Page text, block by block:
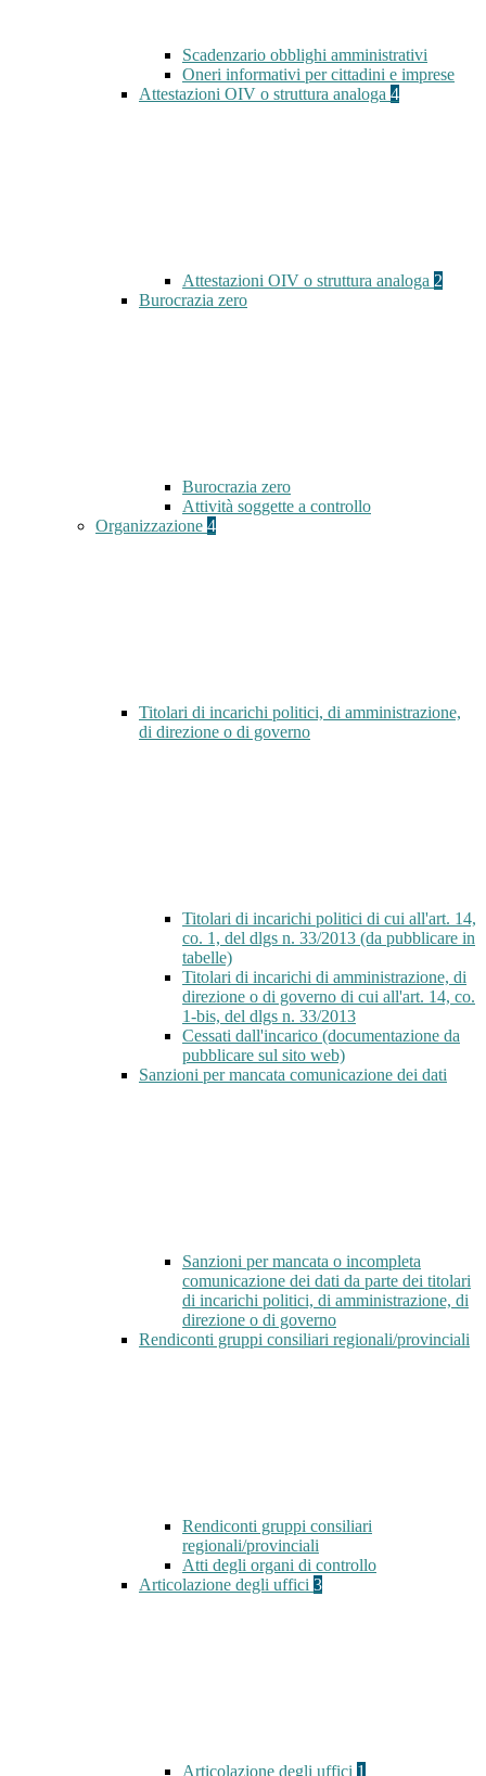
Scadenzario obblighi amministrativi
Oneri informativi per cittadini e imprese
Attestazioni OIV o struttura analoga 4
Attestazioni OIV o struttura analoga 2
Burocrazia zero
Burocrazia zero
Attività soggette a controllo
Organizzazione 4
Titolari di incarichi politici, di amministrazione,
di direzione o di governo
Titolari di incarichi politici di cui all'art. 14,
co. 1, del dlgs n. 33/2013 (da pubblicare in
tabelle)
Titolari di incarichi di amministrazione, di
direzione o di governo di cui all'art. 14, co.
1-bis, del dlgs n. 33/2013
Cessati dall'incarico (documentazione da
pubblicare sul sito web)
Sanzioni per mancata comunicazione dei dati
Sanzioni per mancata o incompleta
comunicazione dei dati da parte dei titolari
di incarichi politici, di amministrazione, di
direzione o di governo
Rendiconti gruppi consiliari regionali/provinciali
Rendiconti gruppi consiliari
regionali/provinciali
Atti degli organi di controllo
Articolazione degli uffici 3
Articolazione degli uffici 1